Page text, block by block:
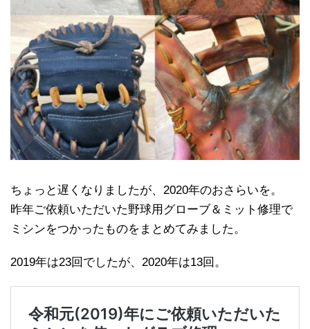
ちょっと遅くなりましたが、2020年のおさらいを。
昨年ご依頼いただいた野球用グローブ＆ミット修理で
ミシンをつかったものをまとめてみました。
2019年は23回でしたが、2020年は13回。